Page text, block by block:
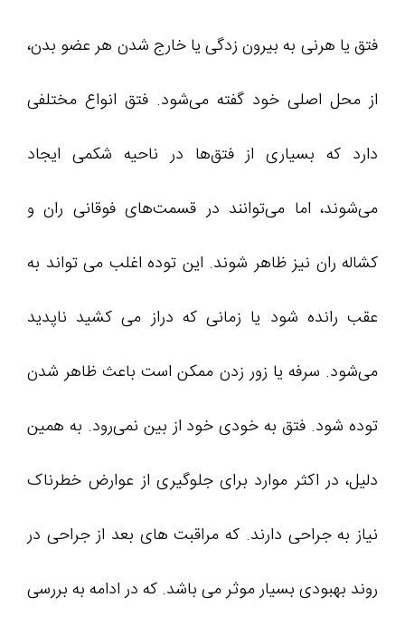
فتق یا هرنی به بیرون زدگی یا خارج شدن هر عضو بدن،
از محل اصلی خود گفته می‌شود. فتق انواع مختلفی
دارد که بسیاری از فتق‌ها در ناحیه شکمی ایجاد
می‌شوند، اما می‌توانند در قسمت‌های فوقانی ران و
کشاله ران نیز ظاهر شوند. این توده اغلب می تواند به
عقب رانده شود یا زمانی که دراز می کشید ناپدید
می‌شود. سرفه یا زور زدن ممکن است باعث ظاهر شدن
توده شود. فتق به خودی خود از بین نمی‌رود. به همین
دلیل، در اکثر موارد برای جلوگیری از عوارض خطرناک
نیاز به جراحی دارند. که مراقبت های بعد از جراحی در
روند بهبودی بسیار موثر می باشد. که در ادامه به بررسی